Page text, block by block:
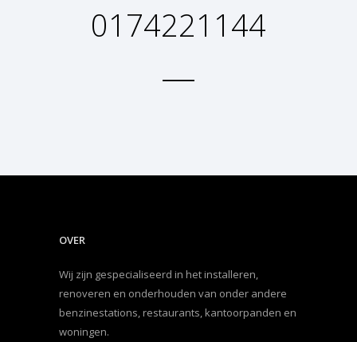
0174221144
OVER
Wij zijn gespecialiseerd in het installeren,
renoveren en onderhouden van onder andere
benzinestations, restaurants, kantoorpanden en
woningen.